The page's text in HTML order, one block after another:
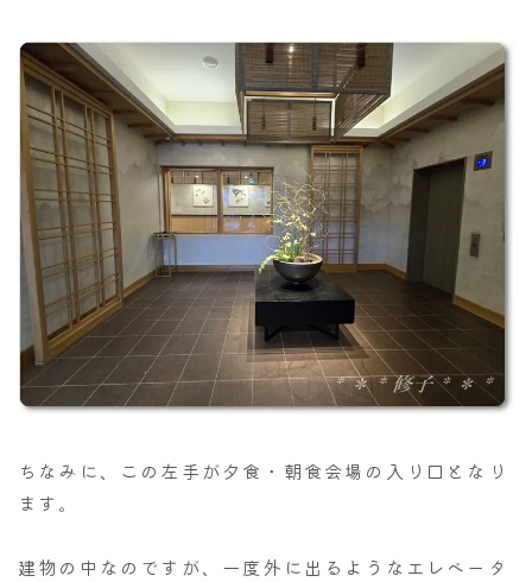
ちなみに、この左手が夕食・朝食会場の入り口となり
ます。
建物の中なのですが、一度外に出るようなエレベータ